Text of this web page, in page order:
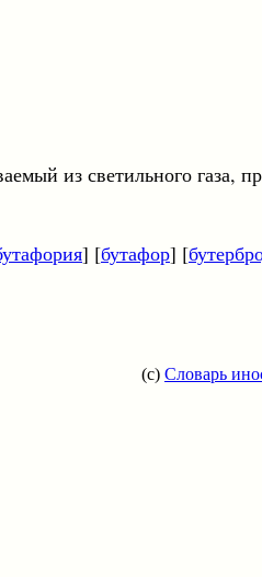
светильного газа, при
] [бутафор] [
(c) Словарь